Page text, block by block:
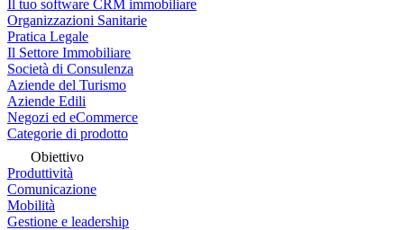
Il tuo software CRM immobiliare
Organizzazioni Sanitarie
Pratica Legale
Il Settore Immobiliare
Società di Consulenza
Aziende del Turismo
Aziende Edili
Negozi ed eCommerce
Categorie di prodotto
Obiettivo
Produttività
Comunicazione
Mobilità
Gestione e leadership